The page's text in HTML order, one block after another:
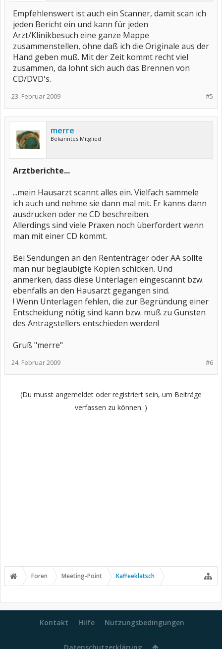
Empfehlenswert ist auch ein Scanner, damit scan ich
jeden Bericht ein und kann für jeden
Arzt/Klinikbesuch eine ganze Mappe
zusammenstellen, ohne daß ich die Originale aus der
Hand geben muß. Mit der Zeit kommt recht viel
zusammen, da lohnt sich auch das Brennen von
CD/DVD's.
#5
23. Februar 2009
merre
Bekanntes Mitglied
Arztberichte...
...mein Hausarzt scannt alles ein. Vielfach sammele
ich auch und nehme sie dann mal mit. Er kanns dann
ausdrucken oder ne CD beschreiben.
Allerdings sind viele Praxen noch überfordert wenn
man mit einer CD kommt.
Bei Sendungen an den Rententräger oder AA sollte
man nur beglaubigte Kopien schicken. Und
anmerken, dass diese Unterlagen eingescannt bzw.
ebenfalls an den Hausarzt gegangen sind.
! Wenn Unterlagen fehlen, die zur Begründung einer
Entscheidung nötig sind kann bzw. muß zu Gunsten
des Antragstellers entschieden werden!
Gruß "merre"
#6
24. Februar 2009
(Du musst angemeldet oder registriert sein, um Beiträge
verfassen zu können. )
Foren Meeting-Point Kaffeeklatsch
Kontakt Hilfe Nutzungsbedingungen